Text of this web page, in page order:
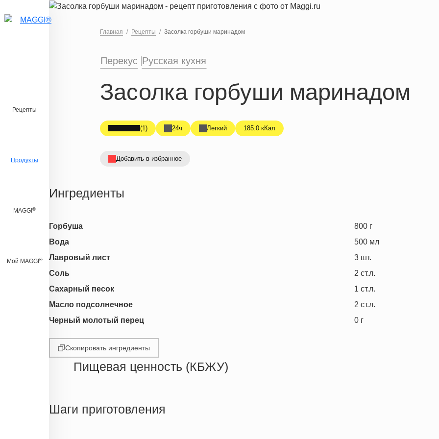
Перейти к основному содержанию
Рецепты
Продукты
MAGGI ®
Мой MAGGI ®
Главная Рецепты Засолка горбуши маринадом
Перекус Русская кухня
Засолка горбуши маринадом
(1) 24ч Легкий 185.0 кКал
Добавить в избранное
Ингредиенты
Горбуша 800 г
Вода
500 мл
Лавровый лист
3 шт.
Соль
2 ст.л.
Сахарный песок
1 ст.л.
Масло подсолнечное
2 ст.л.
Черный молотый перец
0 г
Скопировать ингредиенты
Пищевая ценность (КБЖУ)
Белки
Шаги приготовления